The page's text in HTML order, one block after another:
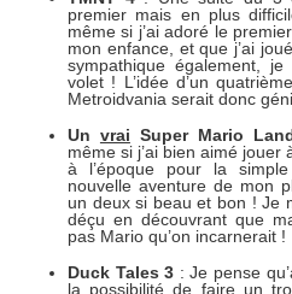
premier mais en plus
même si j’ai adoré le
mon enfance, et que j’ai
sympathique également,
volet ! L’idée d’un
Metroidvania serait donc
Un vrai Super Mario
même si j’ai bien aimé jouer
à l’époque pour la
nouvelle aventure de mon
un deux si beau et bon ! Je
déçu en découvrant que
pas Mario qu’on incarnerait !
Duck Tales 3 : Je pense
la possibilité de faire un